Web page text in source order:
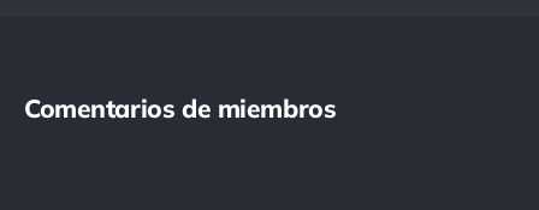
Comentarios de miembros